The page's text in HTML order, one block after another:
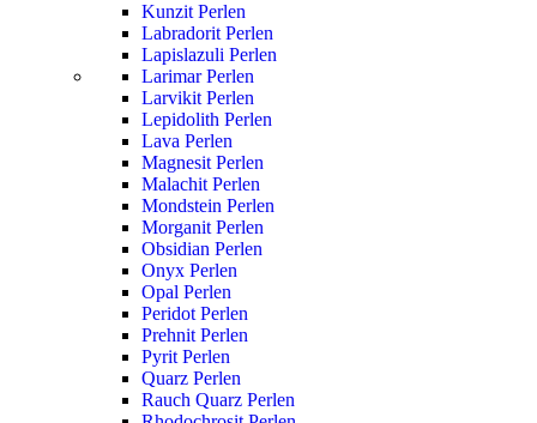
Kunzit Perlen
Labradorit Perlen
Lapislazuli Perlen
Larimar Perlen
Larvikit Perlen
Lepidolith Perlen
Lava Perlen
Magnesit Perlen
Malachit Perlen
Mondstein Perlen
Morganit Perlen
Obsidian Perlen
Onyx Perlen
Opal Perlen
Peridot Perlen
Prehnit Perlen
Pyrit Perlen
Quarz Perlen
Rauch Quarz Perlen